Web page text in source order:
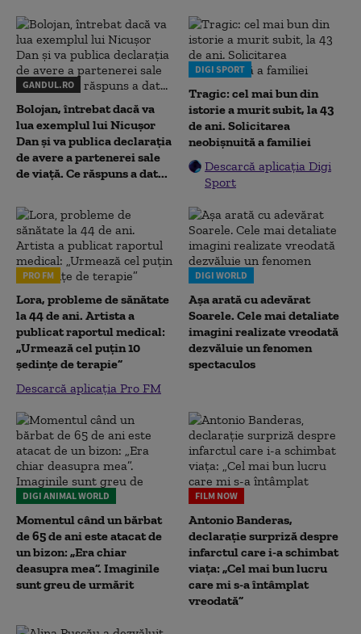
GANDUL.RO
Bolojan, întrebat dacă va
lua exemplul lui Nicușor
Dan și va publica declarația
de avere a partenerei sale
de viață. Ce răspuns a dat...
DIGI SPORT
Tragic: cel mai bun din
istorie a murit subit, la 43
de ani. Solicitarea
neobișnuită a familiei
Descarcă aplicația Digi
Sport
PRO FM
Lora, probleme de sănătate
la 44 de ani. Artista a
publicat raportul medical:
„Urmează cel puțin 10
ședințe de terapie”
Descarcă aplicația Pro FM
DIGI WORLD
Așa arată cu adevărat
Soarele. Cele mai detaliate
imagini realizate vreodată
dezvăluie un fenomen
spectaculos
DIGI ANIMAL WORLD
Momentul când un bărbat
de 65 de ani este atacat de
un bizon: „Era chiar
deasupra mea”. Imaginile
sunt greu de urmărit
FILM NOW
Antonio Banderas,
declarație surpriză despre
infarctul care i-a schimbat
viața: „Cel mai bun lucru
care mi s-a întâmplat
vreodată”